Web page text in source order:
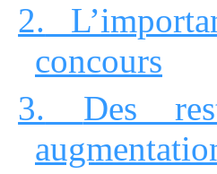
2.
concours
3.
Des